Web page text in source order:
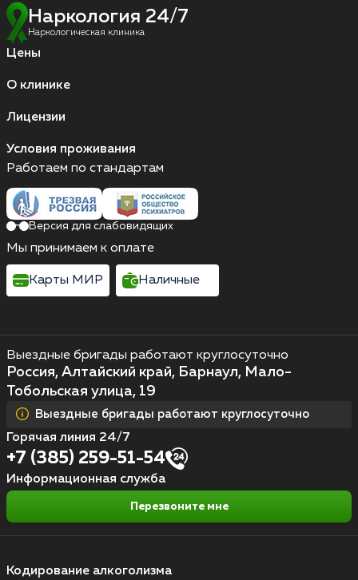
Наркология 24/7
Наркологическая клиника
Цены
О клинике
Лицензии
Условия проживания
Кодирование алкоголизма
Выездные бригады работают круглосуточно
Россия, Алтайский край, Барнаул, Мало-
Тобольская улица, 19
Выездные бригады работают круглосуточно
Горячая линия 24/7
+7 (385) 259-51-54
Информационная служба
Перезвоните мне
Работаем по стандартам
Версия для слабовидящих
Мы принимаем к оплате
Карты МИР Наличные